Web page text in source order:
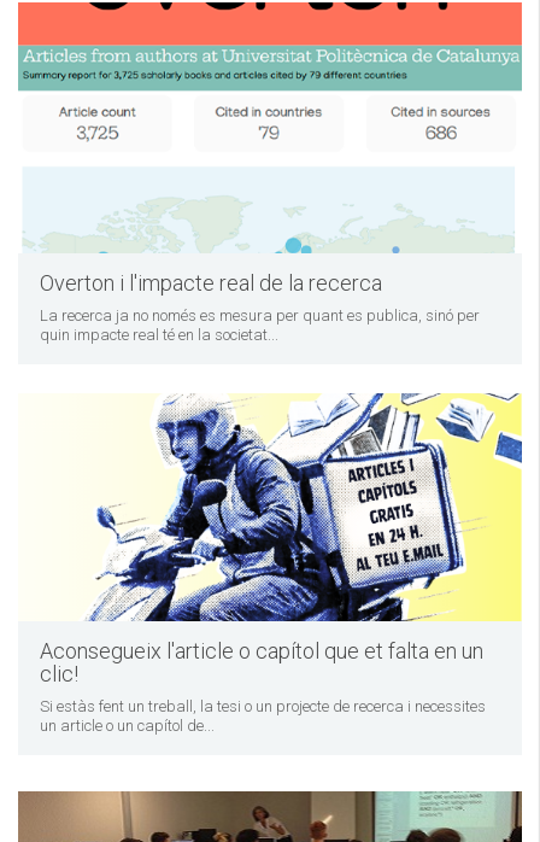
Overton i l'impacte real de la recerca
La recerca ja no només es mesura per quant es publica, sinó per
quin impacte real té en la societat...
Aconsegueix l'article o capítol que et falta en un
clic!
Si estàs fent un treball, la tesi o un projecte de recerca i necessites
un article o un capítol de...